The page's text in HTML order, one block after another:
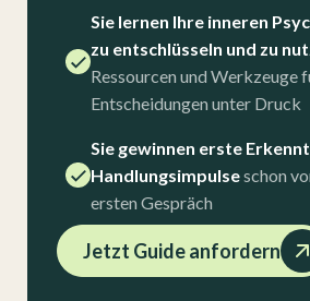
Sie lernen Ihre inneren
zu entschlüsseln und zu
Ressourcen und Werkzeuge
Entscheidungen unter Druck
Sie gewinnen erste
Handlungsimpulseschon
ersten Gespräch
Jetzt Guide anfordern